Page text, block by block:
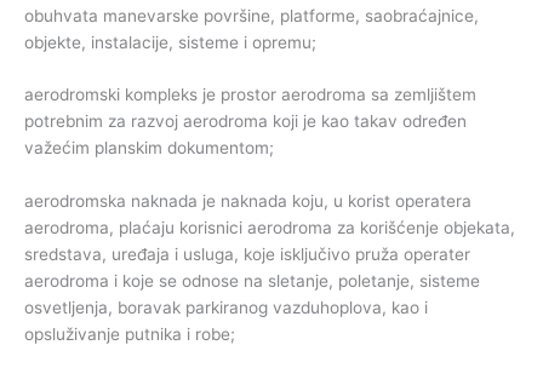
obuhvata manevarske površine, platforme, saobraćajnice,
objekte, instalacije, sisteme i opremu;
aerodromski kompleks je prostor aerodroma sa zemljištem
potrebnim za razvoj aerodroma koji je kao takav određen
važećim planskim dokumentom;
aerodromska naknada je naknada koju, u korist operatera
aerodroma, plaćaju korisnici aerodroma za korišćenje objekata,
sredstava, uređaja i usluga, koje isključivo pruža operater
aerodroma i koje se odnose na sletanje, poletanje, sisteme
osvetljenja, boravak parkiranog vazduhoplova, kao i
opsluživanje putnika i robe;